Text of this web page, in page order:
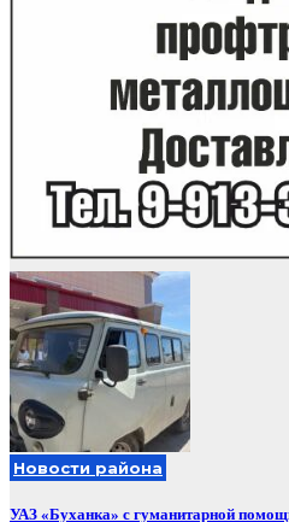
Новости района
УАЗ «Буханка» с гуманитарной